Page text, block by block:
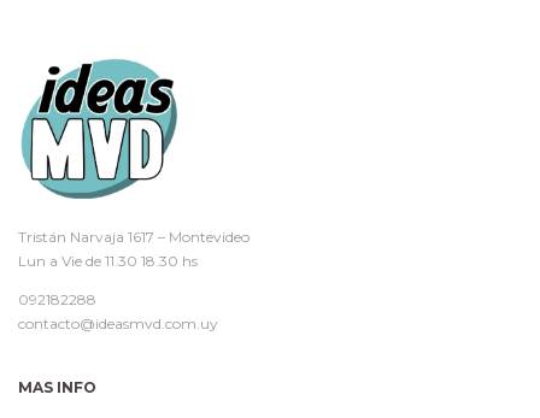
Tristán Narvaja 1617 – Montevideo
Lun a Vie de 11.30 18.30 hs
092182288
contacto@ideasmvd.com.uy
MAS INFO